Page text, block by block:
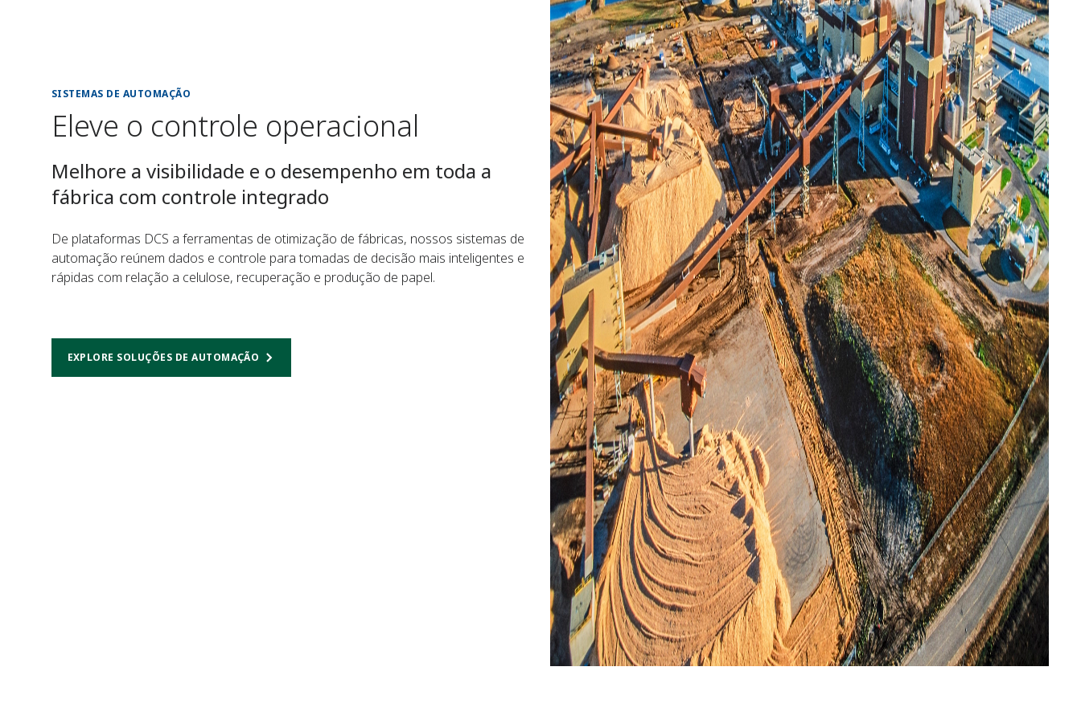
SISTEMAS DE AUTOMAÇÃO
Eleve o controle operacional
Melhore a visibilidade e o desempenho em toda a
fábrica com controle integrado
De plataformas DCS a ferramentas de otimização de fábricas, nossos sistemas de
automação reúnem dados e controle para tomadas de decisão mais inteligentes e
rápidas com relação a celulose, recuperação e produção de papel.
EXPLORE SOLUÇÕES DE AUTOMAÇÃO